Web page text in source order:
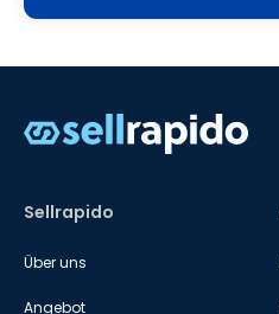
Sellrapido
Über uns
Angebot